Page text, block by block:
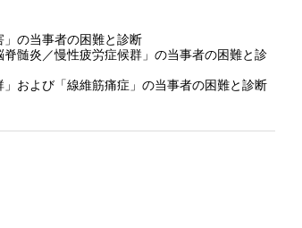
の当事者の困難と診断
髄炎／慢性疲労症候群」の当事者の困難と診
および「線維筋痛症」の当事者の困難と診断